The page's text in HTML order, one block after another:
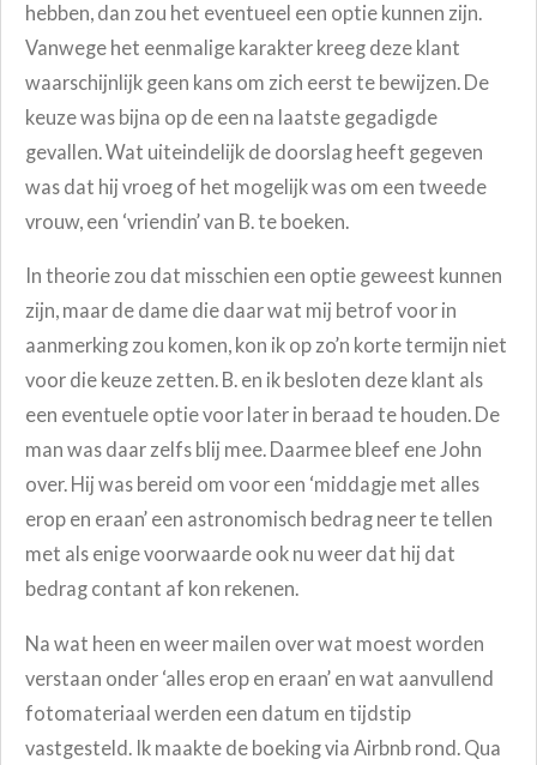
hebben, dan zou het eventueel een optie kunnen zijn.
Vanwege het eenmalige karakter kreeg deze klant
waarschijnlijk geen kans om zich eerst te bewijzen. De
keuze was bijna op de een na laatste gegadigde
gevallen. Wat uiteindelijk de doorslag heeft gegeven
was dat hij vroeg of het mogelijk was om een tweede
vrouw, een ‘vriendin’ van B. te boeken.
In theorie zou dat misschien een optie geweest kunnen
zijn, maar de dame die daar wat mij betrof voor in
aanmerking zou komen, kon ik op zo’n korte termijn niet
voor die keuze zetten. B. en ik besloten deze klant als
een eventuele optie voor later in beraad te houden. De
man was daar zelfs blij mee. Daarmee bleef ene John
over. Hij was bereid om voor een ‘middagje met alles
erop en eraan’ een astronomisch bedrag neer te tellen
met als enige voorwaarde ook nu weer dat hij dat
bedrag contant af kon rekenen.
Na wat heen en weer mailen over wat moest worden
verstaan onder ‘alles erop en eraan’ en wat aanvullend
fotomateriaal werden een datum en tijdstip
vastgesteld. Ik maakte de boeking via Airbnb rond. Qua